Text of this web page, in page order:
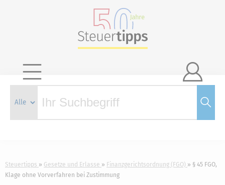

Steuertipps Gesetze und Erlasse Finanzgerichtsordnung (FGO)
§ 45 FGO,
Klage ohne Vorverfahren bei Zustimmung